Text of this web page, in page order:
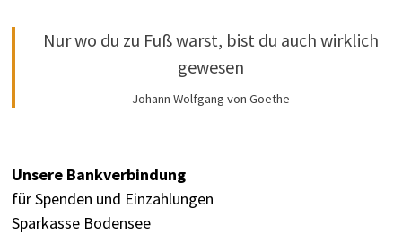
Nur wo du zu Fuß warst, bist du auch wirklich
gewesen
Johann Wolfgang von Goethe
Unsere Bankverbindung
für Spenden und Einzahlungen
Sparkasse Bodensee